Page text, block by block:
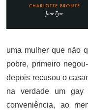
uma mulher que não
pobre, primeiro
depois recusou o
na verdade um gay
conveniência, ao